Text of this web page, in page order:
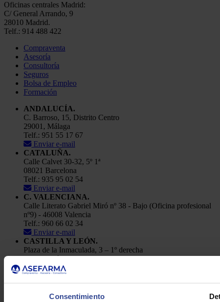
Consentimiento
Oficinas centrales Madrid:
C/ General Arrando, 9
28010 Madrid.
Telf.: 914 488 422
Compraventa
Asesoría
Consultoría
Seguros
Bolsa de Empleo
Formación
ANDALUCÍA.
C. Barroso, 15, Distrito Centro
29001, Málaga
Telf.: 951 55 17 67
Enviar e-mail
CATALUÑA.
Calle Calvet 30-32, 5º 1ª
08021 Barcelona
Telf.: 935 95 02 54
Enviar e-mail
C. VALENCIANA.
Calle Literato Gabriel Miró nº 38 - Bajo (Oficina profesional
nº9) - 46008 Valencia
Telf.: 960 66 02 34
Enviar e-mail
CASTILLA Y LEÓN.
Plaza de la Inmaculada, 3 – 1º derecha
24001, León
Telf.: 91 448 84 22
Enviar e-mail
Política de Privacidad